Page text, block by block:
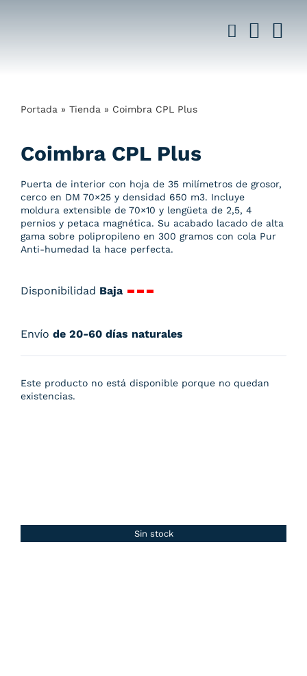
Portada » Tienda » Coimbra CPL Plus
Sin stock
Coimbra CPL Plus
Puerta de interior con hoja de 35 milímetros de grosor,
cerco en DM 70×25 y densidad 650 m3. Incluye
moldura extensible de 70×10 y lengüeta de 2,5, 4
pernios y petaca magnética. Su acabado lacado de alta
gama sobre polipropileno en 300 gramos con cola Pur
Anti-humedad la hace perfecta.
Disponibilidad Baja
Envío de 20-60 días naturales
Este producto no está disponible porque no quedan
existencias.